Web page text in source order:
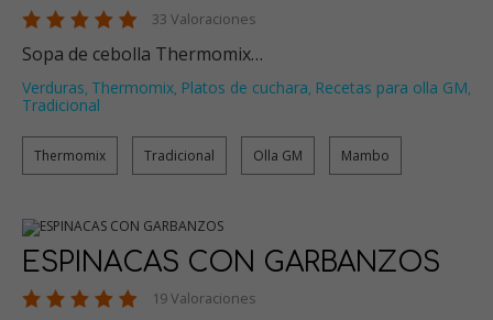
33 Valoraciones
Sopa de cebolla Thermomix…
Verduras, Thermomix, Platos de cuchara, Recetas para olla GM,
Tradicional
Thermomix Tradicional Olla GM Mambo
ESPINACAS CON GARBANZOS
19 Valoraciones